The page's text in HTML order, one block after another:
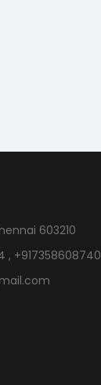
603210
, +917358608740